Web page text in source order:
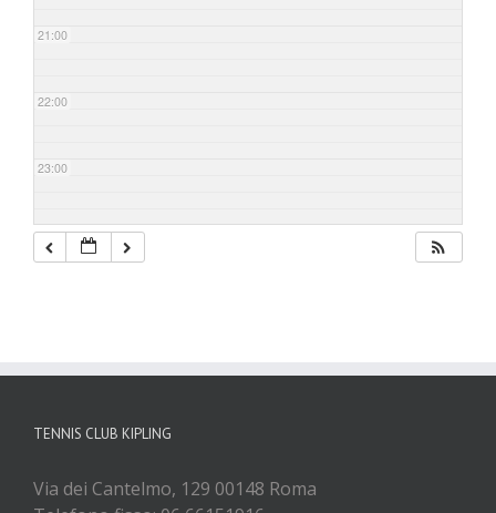
21:00
22:00
23:00
TENNIS CLUB KIPLING
Via dei Cantelmo, 129 00148 Roma